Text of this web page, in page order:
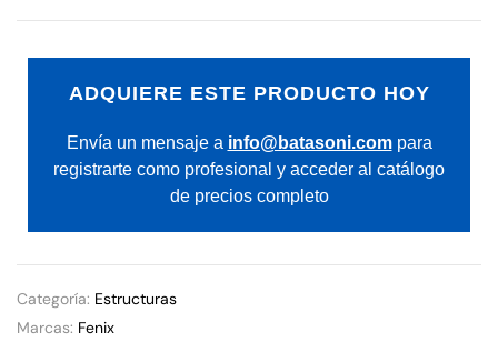
ADQUIERE ESTE PRODUCTO HOY
Envía un mensaje a info@batasoni.compara
registrarte como profesional y acceder al catálogo
de precios completo
Categoría: Estructuras
Marcas: Fenix